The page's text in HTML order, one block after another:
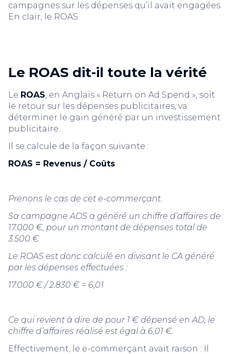
campagnes sur les dépenses qu’il avait engagées.
En clair, le ROAS.
Le ROAS dit-il toute la vérité
Le ROAS, en Anglais « Return on Ad Spend », soit
le retour sur les dépenses publicitaires, va
déterminer le gain généré par un investissement
publicitaire.
Il se calcule de la façon suivante :
ROAS = Revenus / Coûts
Prenons le cas de cet e-commerçant.
Sa campagne ADS a généré un chiffre d’affaires de
17.000 €, pour un montant de dépenses total de
3.500 €
Le ROAS est donc calculé en divisant le CA généré
par les dépenses effectuées :
17.000 € / 2.830 € = 6,01
Ce qui revient à dire de pour 1 € dépensé en AD, le
chiffre d’affaires réalisé est égal à 6,01 €.
Effectivement, le e-commerçant avait raison : Il